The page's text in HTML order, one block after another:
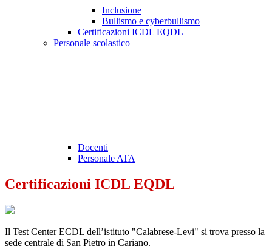
Inclusione
Bullismo e cyberbullismo
Certificazioni ICDL EQDL
Personale scolastico
Docenti
Personale ATA
Certificazioni ICDL EQDL
Il Test Center ECDL dell’istituto "Calabrese-Levi" si trova presso la
sede centrale di San Pietro in Cariano.